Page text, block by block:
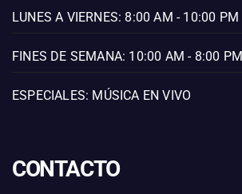
LUNES A VIERNES: 8:00 AM - 10:00 PM
FINES DE SEMANA: 10:00 AM - 8:00 PM
ESPECIALES: MÚSICA EN VIVO
CONTACTO